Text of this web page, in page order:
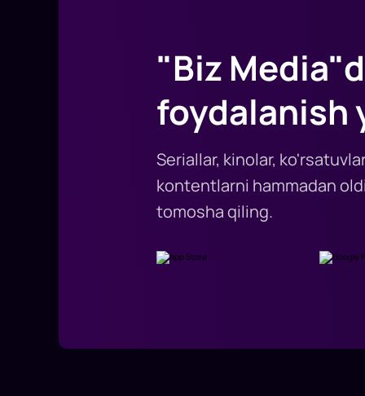
"Biz
foydalanish
Seriallar, kinolar,
kontentlarni hammadan
tomosha qiling.